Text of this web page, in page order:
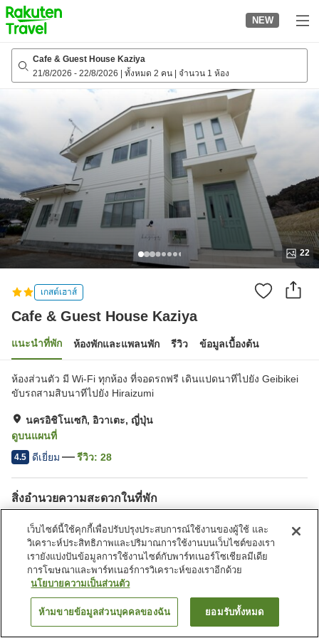
to
top
page
NEW
Cafe & Guest House Kaziya
21/8/2026 - 22/8/2026 ทั้งหมด 2 คน จำนวน 1 ห้อง
22
เกสต์เฮาส์
Cafe & Guest House Kaziya
แนะนำที่พัก ห้องพักและแพลนพัก รีวิว ข้อมูลเบื้องต้น
ห้องส่วนตัว มี Wi-Fi ทุกห้อง ที่จอดรถฟรี เดินแปดนาทีไปยัง Geibikei
ขับรถสามสิบนาทีไปยัง Hiraizumi
นครอิชิโนเซกิ, อิวาเตะ, ญี่ปุ่น
ดูบนแผนที่
4.5 ดีเยี่ยม รีวิว: 28
สิ่งอำนวยความสะดวกในที่พัก
หน้าแรก ญี่ปุ่น อิวาเตะ
นครอิชิโนเซกิ
Cafe & Guest House Kaziya
ค้นหาห้องพัก
เว็บไซต์นี้ใช้คุกกี้เพื่อปรับปรุงประสบการณ์ใช้งานของผู้ใช้ และ
วิเคราะห์ประสิทธิภาพและปริมาณการใช้งานบนเว็บไซต์ของเรา
เรายังแบ่งปันข้อมูลการใช้งานไซต์กับพาร์ทเนอร์โซเชียลมีเดีย
การโฆษณาและพาร์ทเนอร์การวิเคราะห์ของเราอีกด้วย
นโยบายความเป็นส่วนตัว
ห้ามขายข้อมูลส่วนบุคคลของฉัน ยอมรับทั้งหมด